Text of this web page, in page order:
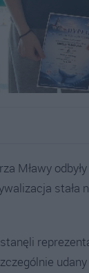
Mławy
stała